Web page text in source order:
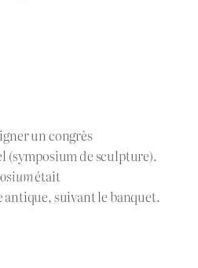
un congrès
de sculpture).
était
antique, suivant le banquet.